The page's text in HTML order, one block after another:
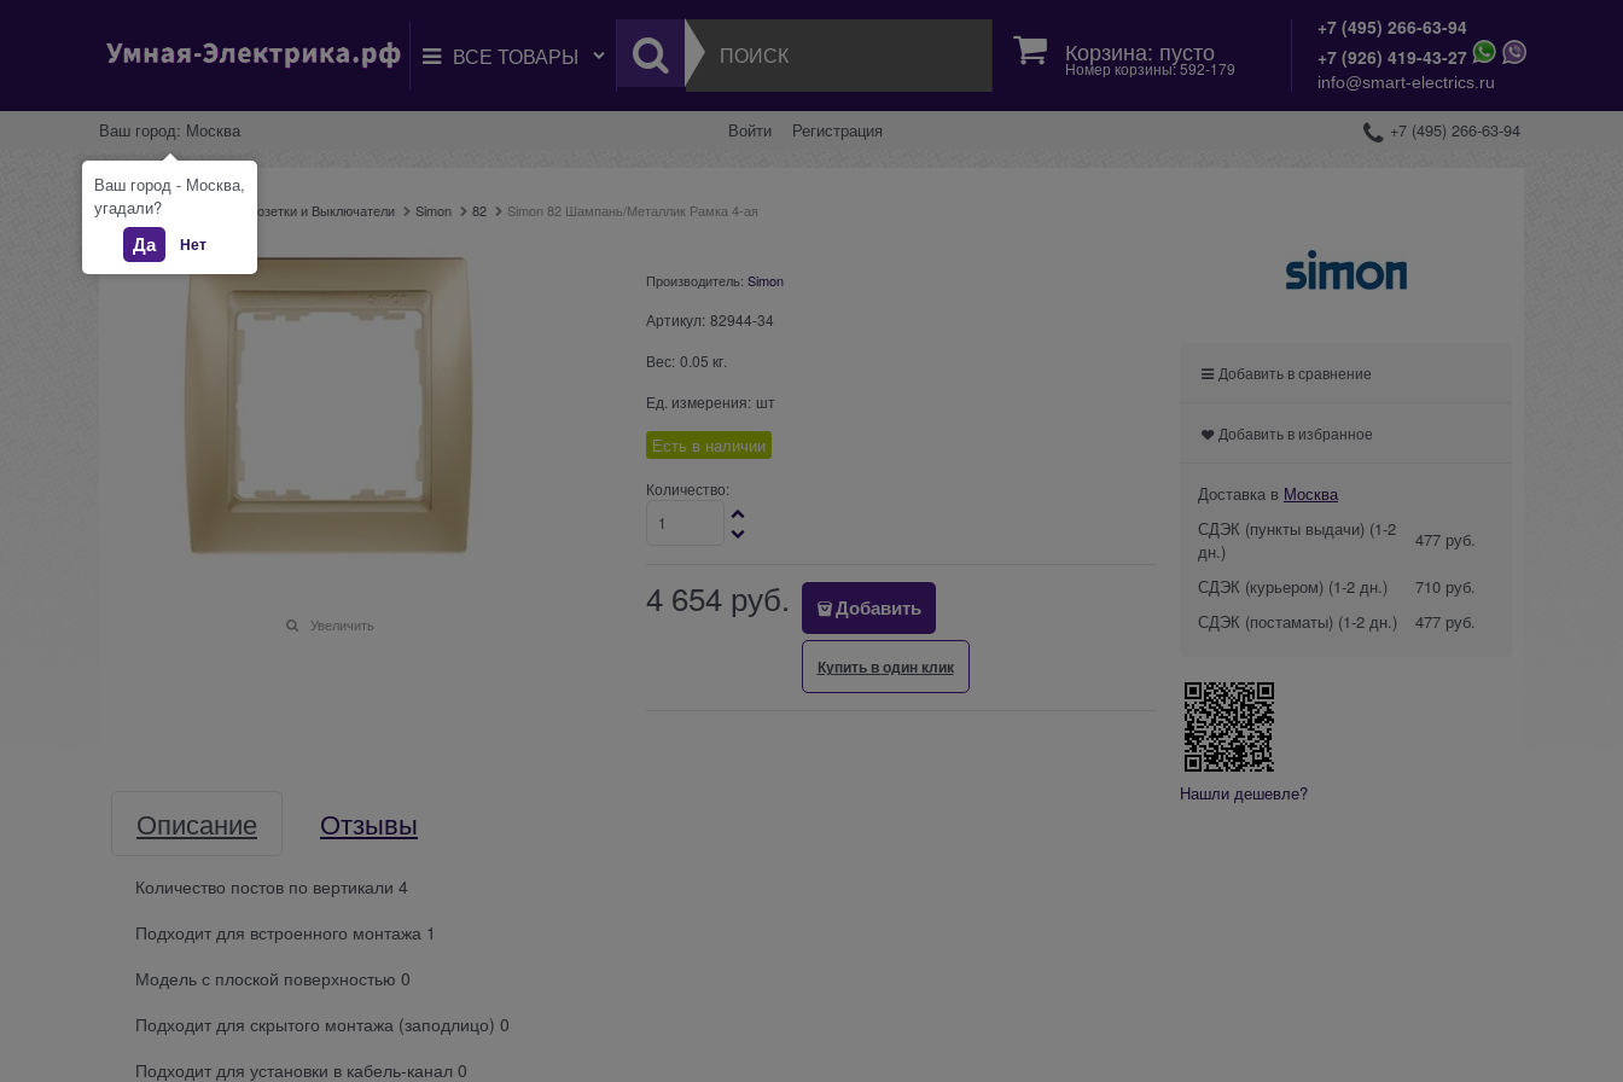
Корзина: пусто
Номер корзины: 592-179
+7 (495) 266-63-94
+7 (926) 419-43-27
info@smart-electrics.ru
Ваш город: Москва Войти Регистрация +7 (495) 266-63-94
Главная Розетки и Выключатели Simon 82 Simon 82 Шампань/Металлик Рамка 4-ая
Увеличить
Производитель: Simon
Артикул: 82944-34
Вес: 0.05 кг.
Ед. измерения: шт
Есть в наличии
Количество:
4 654 руб. Добавить
Купить в один клик
Описание Отзывы
Количество постов по вертикали 4
Подходит для встроенного монтажа 1
Модель с плоской поверхностью 0
Подходит для скрытого монтажа (заподлицо) 0
Подходит для установки в кабель-канал 0
Добавить в сравнение
Добавить в избранное
Доставка в Москва
СДЭК (пункты выдачи) (1-2
дн.)
477 руб.
СДЭК (курьером) (1-2 дн.)
710 руб.
СДЭК (постаматы) (1-2 дн.) 477 руб.
Нашли дешевле?
Ваш город - Москва,
угадали?
Да Нет